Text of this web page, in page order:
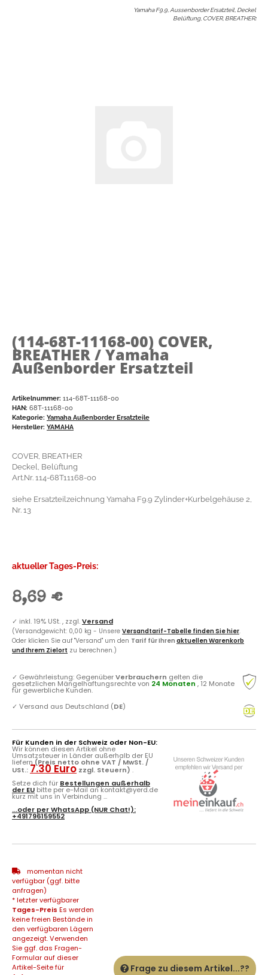
Yamaha F9.9, Aussenborder Ersatzteil, Deckel
Belüftung, COVER, BREATHER:
(114-68T-11168-00) COVER,
BREATHER / Yamaha
Außenborder Ersatzteil
Artikelnummer: 114-68T-11168-00
HAN: 68T-11168-00
Kategorie: Yamaha Außenborder Ersatzteile
Hersteller: YAMAHA
COVER, BREATHER
Deckel, Belüftung
Art.Nr. 114-68T11168-00
siehe Ersatzteilzeichnung Yamaha F9.9 Zylinder+Kurbelgehäuse 2,
Nr. 13
aktueller Tages-Preis:
8,69 €
✓ inkl. 19% USt. , zzgl.Versand
(Versandgewicht: 0,00 kg - Unsere Versandtarif-Tabelle finden Sie hier.
Oder klicken Sie auf "Versand" um den Tarif für Ihren aktuellen Warenkorb
und Ihrem Zielort zu berechnen.)
✓ Gewährleistung: GegenüberVerbrauchern gelten die
gesetzlichen Mängelhaftungsrechte von 24 Monaten , 12 Monate
für gewerbliche Kunden.
✓ Versand aus Deutschland (DE)
Für Kunden in der Schweiz oder Non-EU:
Wir können diesen Artikel ohne
Umsatzsteuer in Länder außerhalb der EU
liefern (Preis netto ohne VAT / MwSt. /
USt.: 7.30 Euro zzgl. Steuern) .
Setze dich für Bestellungen außerhalb
der EU bitte per e-Mail an kontakt@yerd.de
kurz mit uns in Verbindung ...
...oder perWhatsApp (NUR Chat!):
+491796159552
momentan nicht
verfügbar (ggf. bitte
anfragen)
* letzter verfügbarer
Tages-Preis Es werden
keine freien Bestände in
den verfügbaren Lägern
angezeigt. Verwenden
Sie ggf. das Fragen-
Formular auf dieser
Artikel-Seite für
Frage zu diesem Artikel...??